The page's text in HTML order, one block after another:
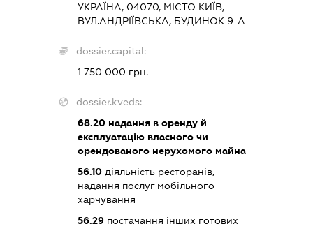
УКРАЇНА, 04070, МІСТО КИЇВ,
ВУЛ.АНДРІЇВСЬКА, БУДИНОК 9-А
dossier.capital:
1 750 000 грн.
dossier.kveds:
68.20надання в оренду й
експлуатацію власного чи
орендованого нерухомого майна
56.10діяльність ресторанів,
надання послуг мобільного
харчування
56.29постачання інших готових